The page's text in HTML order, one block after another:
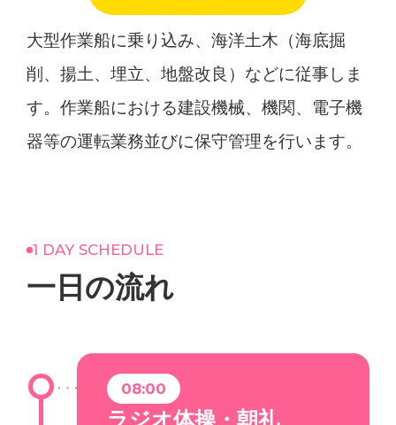
大型作業船に乗り込み、海洋土木（海底掘
削、揚土、埋立、地盤改良）などに従事しま
す。作業船における建設機械、機関、電子機
器等の運転業務並びに保守管理を行います。
1 DAY SCHEDULE
一日の流れ
08:00
ラジオ体操・朝礼